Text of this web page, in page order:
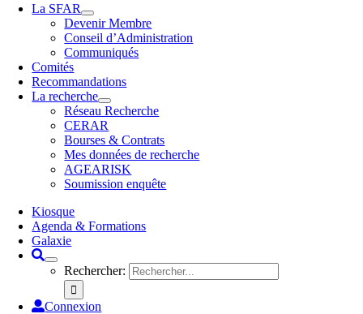
La SFAR
Devenir Membre
Conseil d’Administration
Communiqués
Comités
Recommandations
La recherche
Réseau Recherche
CERAR
Bourses & Contrats
Mes données de recherche
AGEARISK
Soumission enquête
Kiosque
Agenda & Formations
Galaxie
Rechercher:
Connexion